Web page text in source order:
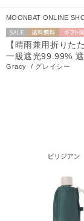
MOONBAT ONLINE
セー
ル
送料無料 ギフ
け
【晴雨兼用折り
一級遮光99.99%
Gracy / グレイシー